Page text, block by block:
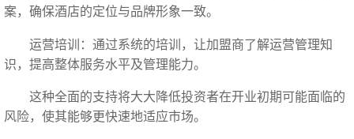
案，确保酒店的定位与品牌形象一致。
运营培训：通过系统的培训，让加盟商了解运营管理知
识，提高整体服务水平及管理能力。
这种全面的支持将大大降低投资者在开业初期可能面临的
风险，使其能够更快速地适应市场。